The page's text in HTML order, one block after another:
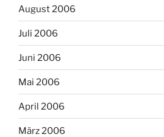
August 2006
Juli 2006
Juni 2006
Mai 2006
April 2006
März 2006